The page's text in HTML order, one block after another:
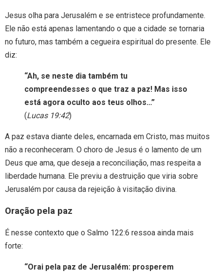
Jesus olha para Jerusalém e se entristece profundamente.
Ele não está apenas lamentando o que a cidade se tornaria
no futuro, mas também a cegueira espiritual do presente. Ele
diz:
“Ah, se neste dia também tu
compreendesses o que traz a paz! Mas isso
está agora oculto aos teus olhos…”
(Lucas 19:42)
A paz estava diante deles, encarnada em Cristo, mas muitos
não a reconheceram. O choro de Jesus é o lamento de um
Deus que ama, que deseja a reconciliação, mas respeita a
liberdade humana. Ele previu a destruição que viria sobre
Jerusalém por causa da rejeição à visitação divina.
Oração pela paz
É nesse contexto que o Salmo 122:6 ressoa ainda mais
forte:
“Orai pela paz de Jerusalém: prosperem